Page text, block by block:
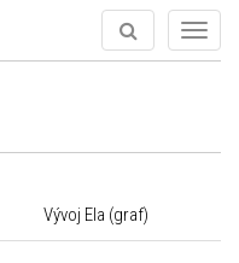
Vývoj Ela (graf)